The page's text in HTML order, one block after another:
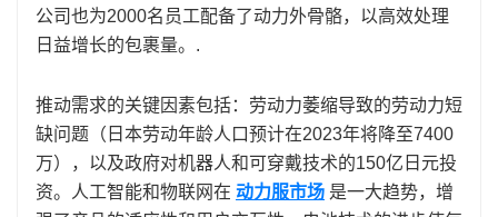
公司也为2000名员工配备了动力外骨骼，以高效处理
日益增长的包裹量。.
推动需求的关键因素包括：劳动力萎缩导致的劳动力短
缺问题（日本劳动年龄人口预计在2023年将降至7400
万），以及政府对机器人和可穿戴技术的150亿日元投
资。人工智能和物联网在 动力服市场 是一大趋势，增